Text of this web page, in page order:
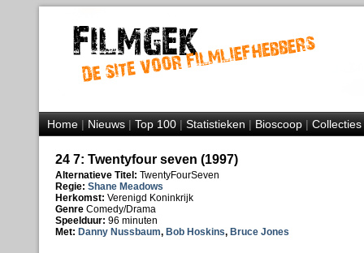
Home|Nieuws|Top 100|Statistieken|Bioscoop|Collecties
24 7: Twentyfour seven (1997)
Alternatieve Titel: TwentyFourSeven
Regie: Shane Meadows
Herkomst: Verenigd Koninkrijk
Genre Comedy/Drama
Speelduur: 96 minuten
Met: Danny Nussbaum, Bob Hoskins, Bruce Jones